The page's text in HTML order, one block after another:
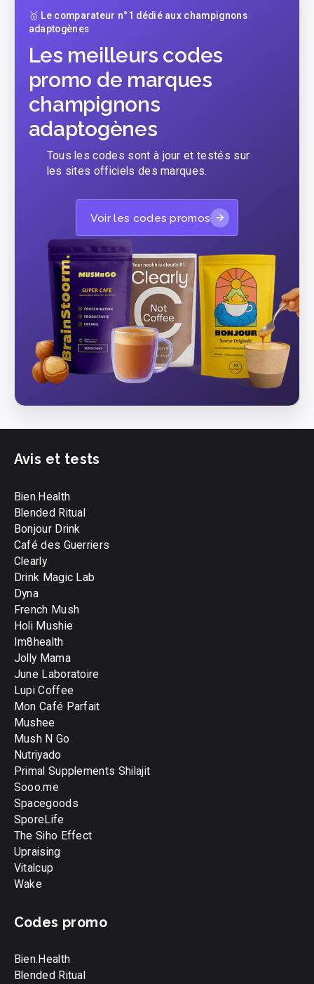
🥇 Le comparateur n°1 dédié aux champignons
adaptogènes
Les meilleurs codes
promo de marques
champignons
adaptogènes
Tous les codes sont à jour et testés sur
les sites officiels des marques.
Voir les codes promos
Avis et tests
Bien.Health
Blended Ritual
Bonjour Drink
Café des Guerriers
Clearly
Drink Magic Lab
Dyna
French Mush
Holi Mushie
Im8health
Jolly Mama
June Laboratoire
Lupi Coffee
Mon Café Parfait
Mushee
Mush N Go
Nutriyado
Primal Supplements Shilajit
Sooo.me
Spacegoods
SporeLife
The Siho Effect
Upraising
Vitalcup
Wake
Codes promo
Bien.Health
Blended Ritual